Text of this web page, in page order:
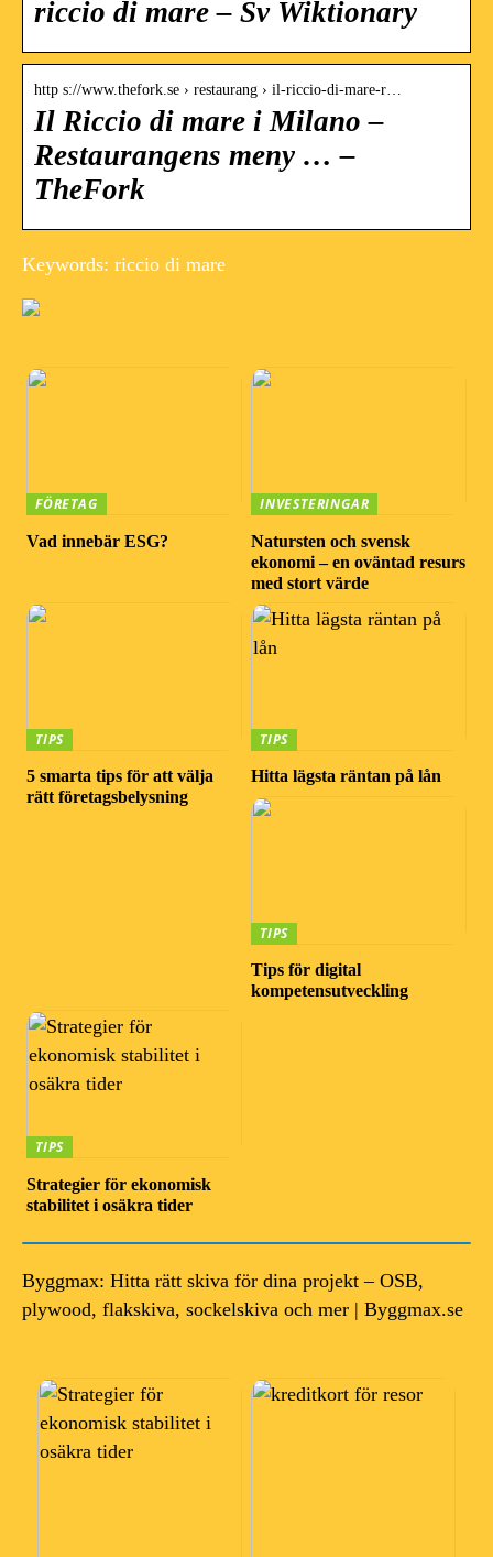
riccio di mare – Sv Wiktionary
http s://www.thefork.se › restaurang › il-riccio-di-mare-r…
Il Riccio di mare i Milano –
Restaurangens meny … –
TheFork
Keywords: riccio di mare
FÖRETAG
Vad innebär ESG?
INVESTERINGAR
Natursten och svensk
ekonomi – en oväntad resurs
med stort värde
TIPS
5 smarta tips för att välja
rätt företagsbelysning
TIPS
Hitta lägsta räntan på lån
TIPS
Tips för digital
kompetensutveckling
TIPS
Strategier för ekonomisk
stabilitet i osäkra tider
Byggmax: Hitta rätt skiva för dina projekt – OSB,
plywood, flakskiva, sockelskiva och mer | Byggmax.se